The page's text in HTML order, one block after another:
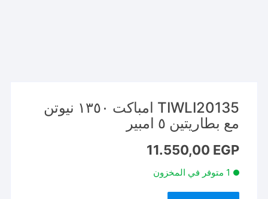
TIWLI20135 امباكت ١٣٥٠ نيوتن
مع بطاريتين ٥ امبير
11.550,00 EGP
1 متوفر في المخزون